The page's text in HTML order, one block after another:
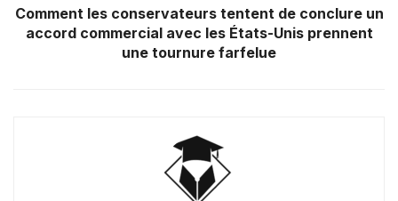
Comment les conservateurs tentent de conclure un
accord commercial avec les États-Unis prennent
une tournure farfelue